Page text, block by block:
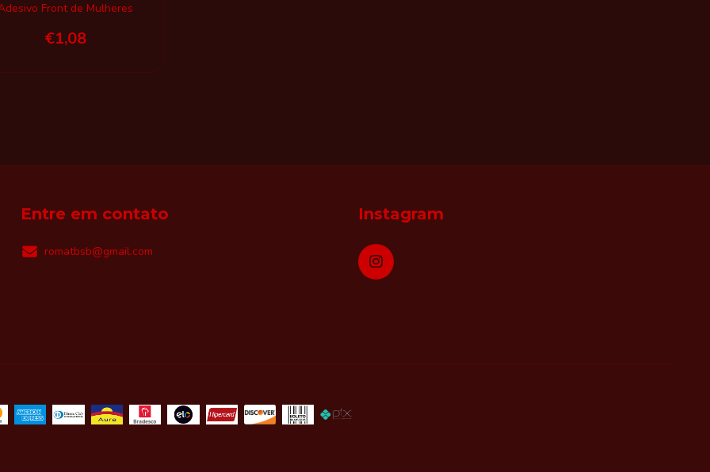
Front de Mulheres
€1,08
Entre em contato
romatbsb@gmail.com
Instagram